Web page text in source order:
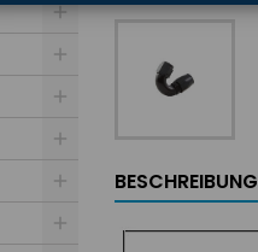
BESCHREIBUNG